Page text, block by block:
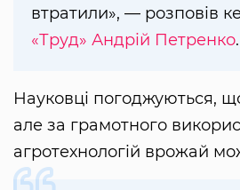
втратили», — розповів
«Труд» Андрій Петренко.
Науковці погоджуються,
але за грамотного
агротехнологій врожай